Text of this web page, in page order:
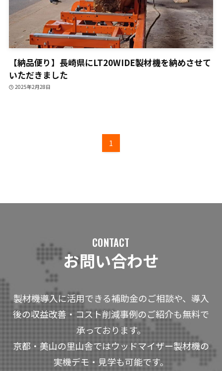
【納品便り】長崎県にLT20WIDE製材機を納めさせて
いただきました
2025年2月28日
1
CONTACT
お問い合わせ
製材機導入に活用できる補助金のご相談や、導入
後の収益改善・コスト削減事例のご紹介も無料で
承っております。
京都・美山の里山舎ではウッドマイザー製材機の
実機デモ・見学も可能です。